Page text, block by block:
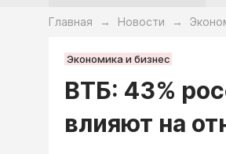
Главная → Новости →
Экономика и бизнес
ВТБ: 43%
влияют на